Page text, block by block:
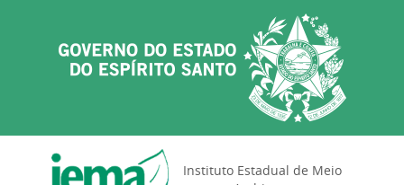
Instituto Estadual de Meio